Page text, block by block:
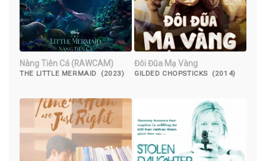
Nàng Tiên Cá (RAWCAM)
THE LITTLE MERMAID (2023)
Đôi Đũa Mạ Vàng
GILDED CHOPSTICKS (2014)